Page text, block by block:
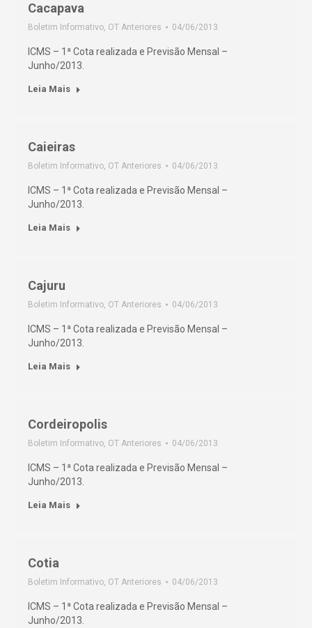
Cacapava
Boletim Informativo, OT Anteriores 04/06/2013
ICMS – 1ª Cota realizada e Previsão Mensal –
Junho/2013.
Leia Mais
Caieiras
Boletim Informativo, OT Anteriores 04/06/2013
ICMS – 1ª Cota realizada e Previsão Mensal –
Junho/2013.
Leia Mais
Cajuru
Boletim Informativo, OT Anteriores 04/06/2013
ICMS – 1ª Cota realizada e Previsão Mensal –
Junho/2013.
Leia Mais
Cordeiropolis
Boletim Informativo, OT Anteriores 04/06/2013
ICMS – 1ª Cota realizada e Previsão Mensal –
Junho/2013.
Leia Mais
Cotia
Boletim Informativo, OT Anteriores 04/06/2013
ICMS – 1ª Cota realizada e Previsão Mensal –
Junho/2013.